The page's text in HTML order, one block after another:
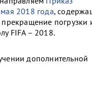
2018 года,
погрузки
FIFA – 2018.
дополнительной